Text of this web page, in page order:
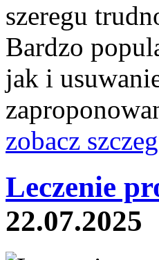
szeregu
Bardzo
jak i
zobacz
Leczenie
22.07.2025